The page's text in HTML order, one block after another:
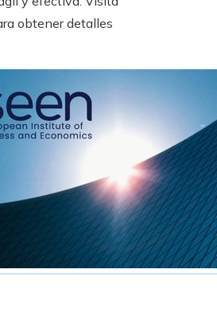
obtener detalles